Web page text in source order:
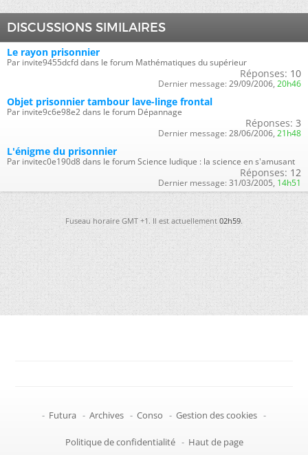
DISCUSSIONS SIMILAIRES
Le rayon prisonnier
Par invite9455dcfd dans le forum Mathématiques du supérieur
Réponses: 10
Dernier message: 29/09/2006, 20h46
Objet prisonnier tambour lave-linge frontal
Par invite9c6e98e2 dans le forum Dépannage
Réponses: 3
Dernier message: 28/06/2006, 21h48
L'énigme du prisonnier
Par invitec0e190d8 dans le forum Science ludique : la science en s'amusant
Réponses: 12
Dernier message: 31/03/2005, 14h51
Fuseau horaire GMT +1. Il est actuellement02h59.
- Futura - Archives - Conso - Gestion des cookies -
Politique de confidentialité - Haut de page